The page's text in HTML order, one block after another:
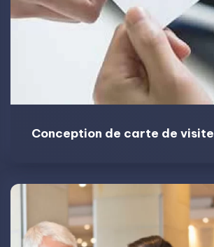
Conception de carte de visite